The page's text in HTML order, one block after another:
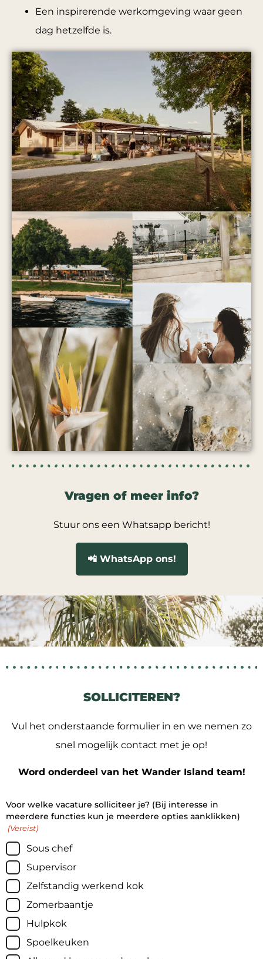
Een inspirerende werkomgeving waar geen
dag hetzelfde is.
Vragen of meer info?
Stuur ons een Whatsapp bericht!
📲 WhatsApp ons!
Solliciteer direct button
SOLLICITEREN?
Vul het onderstaande formulier in en we nemen zo
snel mogelijk contact met je op!
Word onderdeel van het Wander Island team!
Voor welke vacature solliciteer je? (Bij interesse in
meerdere functies kun je meerdere opties aanklikken)
(Vereist)
Sous chef
Supervisor
Zelfstandig werkend kok
Zomerbaantje
Hulpkok
Spoelkeuken